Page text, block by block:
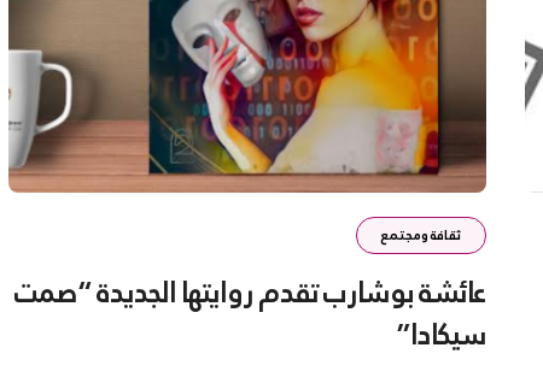
ثقافة ومجتمع
عائشة بوشارب تقدم روايتها الجديدة “صمت
سيكادا”